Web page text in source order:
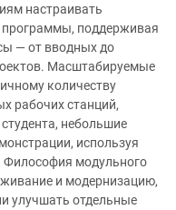
настраивать
программы, поддерживая
— от вводных до
Масштабируемые
количеству
рабочих станций,
небольшие
используя
Философия модульного
и модернизацию,
улучшать отдельные